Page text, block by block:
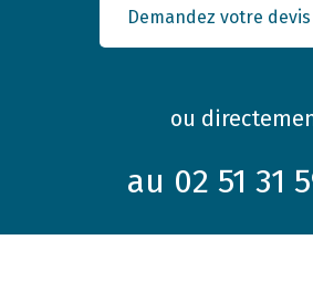
Demandez votre
ou
au 02 51 31